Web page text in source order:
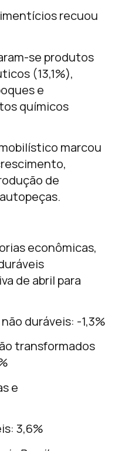
recuou
se produtos
(13,1%),
e
químicos
marcou
de
econômicas,
de abril para
duráveis: -1,3%
transformados
e
3,6%